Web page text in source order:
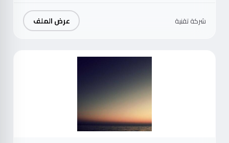
شركة تقنية عرض الملف